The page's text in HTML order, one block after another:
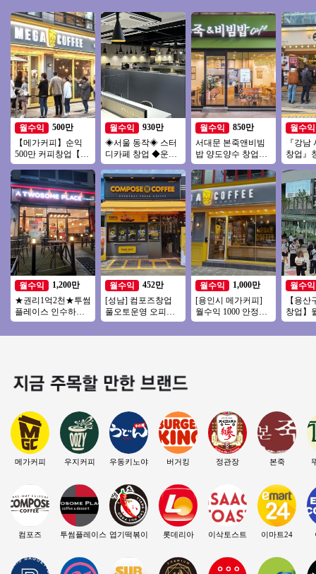
월수익
500만
【메가커피】순익
500만 커피창업【인
천서구】사거리코
너, 학원가, 먹자상권
창업추천
월수익
1,200만
★권리1억2천★투썸
플레이스 인수하세
요★특급◈동영상
바로 보내드립니다
월수익
930만
◈서울 동작◈ 스터
디카페 창업 ◆운영
쉬운매장◆주부창
업/초보창업/직장인
창업/여성창업
월수익
452만
[성남] 컴포즈창업
풀오토운영 오피스
학원밀집지역 초보
창업/여성창업/소자
월수익
850만
서대문 본죽앤비빔
밥 양도양수 창업비
용 권리인수 프랜차
이즈 창업 절차 직장
인투잡
월수익
1,000만
[용인시 메가커피]
월수익 1000 안정적
인상권에 1등브랜드
고매출 메가커피!
월수익
『강남
창업』
트추천
소자본
업 커피
월수익
【용산
창업】
원/월매
양도양
메가커피
컴포즈
우지커피
투썸플레이스
우동키노야
엽기떡볶이
버거킹
롯데리아
정관장
이삭토스트
본죽
이마트24